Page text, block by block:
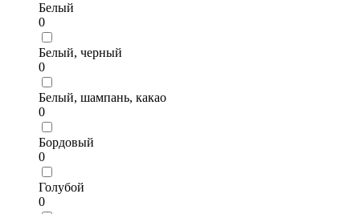
Белый
0
Белый, черный
0
Белый, шампань, какао
0
Бордовый
0
Голубой
0